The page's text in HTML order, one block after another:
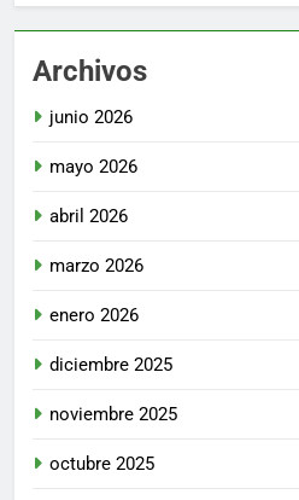
Archivos
junio 2026
mayo 2026
abril 2026
marzo 2026
enero 2026
diciembre 2025
noviembre 2025
octubre 2025